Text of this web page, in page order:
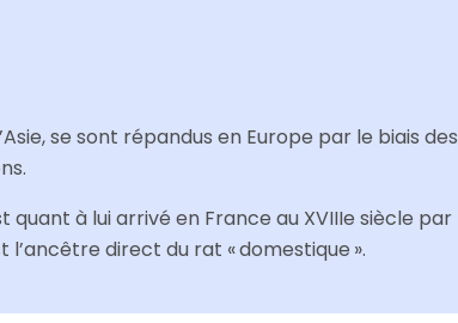
se sont répandus en Europe par le biais des
quant à lui arrivé en France au XVIIIe siècle par
l’ancêtre direct du rat « domestique ».